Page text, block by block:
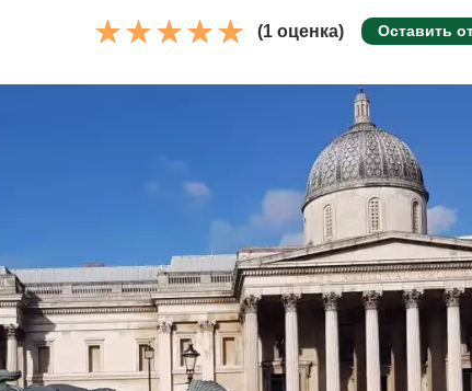
(1 оценка) Оставить